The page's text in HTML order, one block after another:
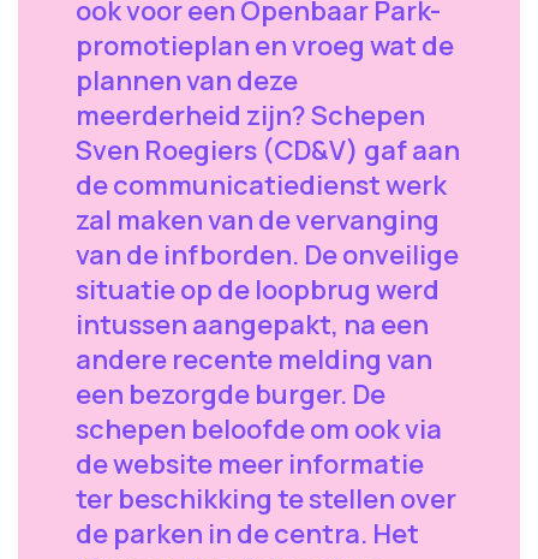
ook voor een Openbaar Park-
promotieplan en vroeg wat de
plannen van deze
meerderheid zijn? Schepen
Sven Roegiers (CD&V) gaf aan
de communicatiedienst werk
zal maken van de vervanging
van de infborden. De onveilige
situatie op de loopbrug werd
intussen aangepakt, na een
andere recente melding van
een bezorgde burger. De
schepen beloofde om ook via
de website meer informatie
ter beschikking te stellen over
de parken in de centra. Het